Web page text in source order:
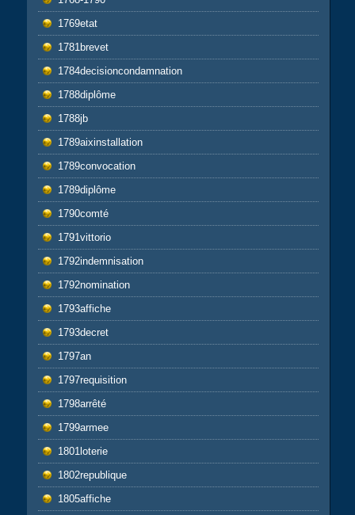
1769etat
1781brevet
1784decisioncondamnation
1788diplôme
1788jb
1789aixinstallation
1789convocation
1789diplôme
1790comté
1791vittorio
1792indemnisation
1792nomination
1793affiche
1793decret
1797an
1797requisition
1798arrêté
1799armee
1801loterie
1802republique
1805affiche